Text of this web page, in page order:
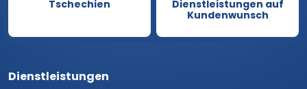
Tschechien
Dienstleistungen auf
Kundenwunsch
Dienstleistungen